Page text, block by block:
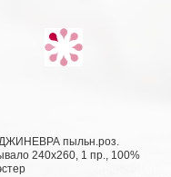
ДЖИНЕВРА пыльн.роз.
240х260, 1 пр., 100%